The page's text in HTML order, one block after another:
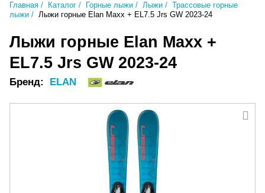
Главная Каталог Горные лыжи Лыжи
Трассовые горные
лыжи
Лыжи горные Elan Maxx + EL7.5 Jrs GW 2023-24
Лыжи горные Elan Maxx +
EL7.5 Jrs GW 2023-24
Бренд: ELAN